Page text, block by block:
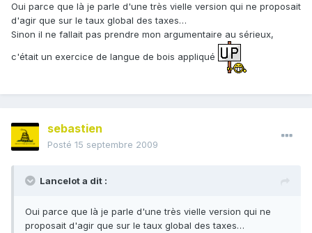
Oui parce que là je parle d'une très vielle version qui ne proposait
d'agir que sur le taux global des taxes…
Sinon il ne fallait pas prendre mon argumentaire au sérieux,
c'était un exercice de langue de bois appliqué
sebastien
Posté 15 septembre 2009
Lancelot a dit :
Oui parce que là je parle d'une très vielle version qui ne
proposait d'agir que sur le taux global des taxes…